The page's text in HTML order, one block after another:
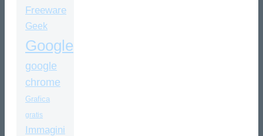
Freeware
Geek
Google
google
chrome
Grafica
gratis
Immagini